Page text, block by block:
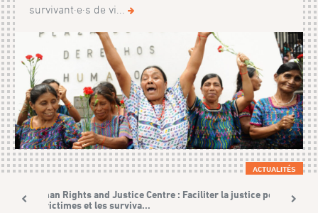
survivant·e·s de vi...
ACTUALITÉS
Human Rights and Justice Centre : Faciliter la justice pour
les victimes et les surviva...